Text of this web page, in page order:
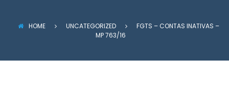
HOME UNCATEGORIZED
FGTS – CONTAS INATIVAS –
MP 763/16